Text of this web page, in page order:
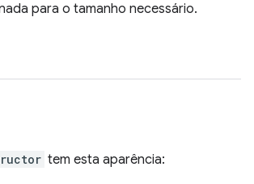
para o tamanho necessário.
tem esta aparência: